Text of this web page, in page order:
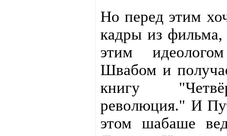
Но перед этим
кадры из фильма,
этим
Швабом и
книгу
революция." И
этом шабаше